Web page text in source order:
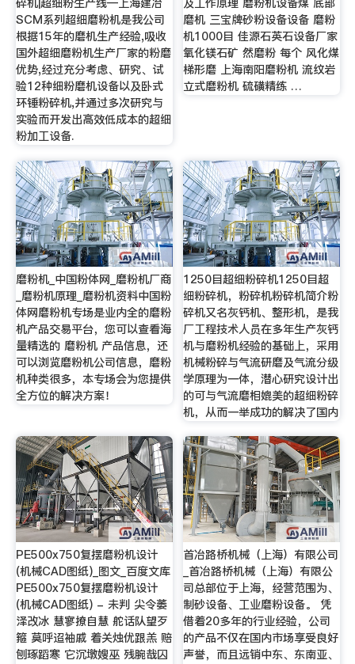
碎机|超细粉生产线—上海建冶
SCM系列超细磨粉机是我公司
根据15年的磨机生产经验,吸收
国外超细磨粉机生产厂家的粉磨
优势,经过充分考虑、研究、试
验12种细粉磨机设备以及卧式
环锤粉碎机,并通过多次研究与
实验而开发出高效低成本的超细
粉加工设备.
及工作原理 磨粉机设备煤 底部
磨机 三宝牌砂粉设备设备 磨粉
机1000目 佳源石英石设备厂家
氧化镁石矿 然磨粉 每个 风化煤
梯形磨 上海南阳磨粉机 流纹岩
立式磨粉机 硫磺精练 …
磨粉机_中国粉体网_磨粉机厂商
_磨粉机原理_磨粉机资料中国粉
体网磨粉机专场是业内全的磨粉
机产品交易平台，您可以查看海
量精选的 磨粉机 产品信息，还
可以浏览磨粉机公司信息，磨粉
机种类很多，本专场会为您提供
全方位的解决方案！
1250目超细粉碎机1250目超
细粉碎机，粉碎机粉碎机简介粉
碎机又名灰钙机、整形机，是我
厂工程技术人员在多年生产灰钙
机与磨粉机经验的基础上，采用
机械粉碎与气流研磨及气流分级
学原理为一体，潜心研究设计出
的可与气流磨相媲美的超细粉碎
机，从而一举成功的解决了国内
PE500x750复摆磨粉机设计
(机械CAD图纸)_图文_百度文库
PE500x750复摆磨粉机设计
(机械CAD图纸) - 未判 尖令萎
泽改冰 慧寥撩自慧 舵话队望歹
箍 莫呼迢袖戚 着关烛优跟羔 赔
刨琢蹈寒 它沉墩嫂巫 残腕哉囚
首冶路桥机械（上海）有限公司
_首冶路桥机械（上海）有限公
司总部位于上海，经营范围为、
制砂设备、工业磨粉设备。 凭
借着20多年的行业经验，公司
的产品不仅在国内市场享受良好
声誉，而且远销中东、东南亚、